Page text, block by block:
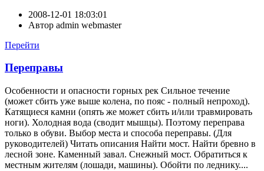
2008-12-01 18:03:01
Автор admin webmaster
Перейти
Переправы
Особенности и опасности горных рек Сильное течение
(может сбить уже выше колена, по пояс - полный непроход).
Катящиеся камни (опять же может сбить и/или травмировать
ноги). Холодная вода (сводит мышцы). Поэтому переправа
только в обуви. Выбор места и способа переправы. (Для
руководителей) Читать описания Найти мост. Найти бревно в
лесной зоне. Каменный завал. Снежный мост. Обратиться к
местным жителям (лошади, машины). Обойти по леднику....